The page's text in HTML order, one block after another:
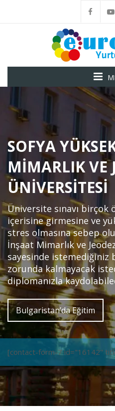
SOFYA
MIMARLIK VE
ÜNIVERSITESI
Üniversite sınavı birçok
içerisine girmesine ve
stres olmasına sebep
İnşaat Mimarlık ve
sayesinde istemediğiniz
zorunda kalmayacak
diplomanızla
Bulgaristan’da Eğitim
[contact-form-7 id="16142"